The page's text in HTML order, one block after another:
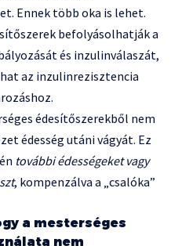
Ennek több oka is lehet.
befolyásolhatják a
és inzulinválaszát,
az inzulinrezisztencia
édesítőszerekből nem
édesség utáni vágyát. Ez
további édességeket vagy
, kompenzálva a „csalóka”
a mesterséges
nem